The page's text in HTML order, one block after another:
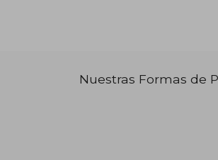
Nuestras Formas de